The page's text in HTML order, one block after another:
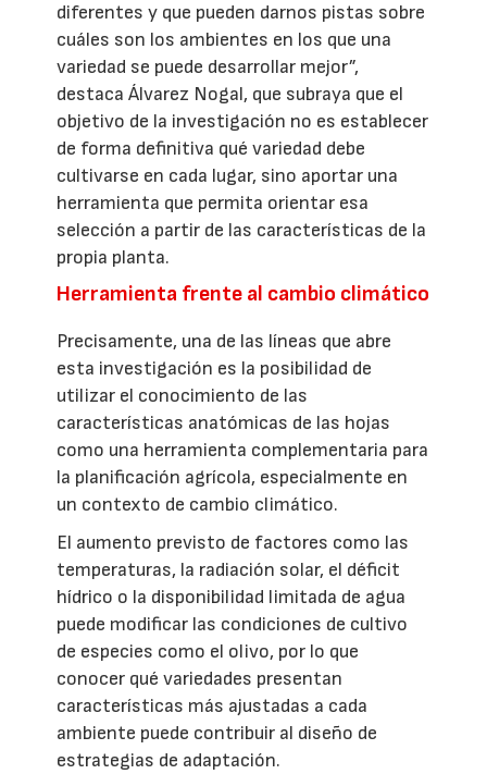
diferentes y que pueden darnos pistas sobre
cuáles son los ambientes en los que una
variedad se puede desarrollar mejor”,
destaca Álvarez Nogal, que subraya que el
objetivo de la investigación no es establecer
de forma definitiva qué variedad debe
cultivarse en cada lugar, sino aportar una
herramienta que permita orientar esa
selección a partir de las características de la
propia planta.
Herramienta frente al cambio climático
Precisamente, una de las líneas que abre
esta investigación es la posibilidad de
utilizar el conocimiento de las
características anatómicas de las hojas
como una herramienta complementaria para
la planificación agrícola, especialmente en
un contexto de cambio climático.
El aumento previsto de factores como las
temperaturas, la radiación solar, el déficit
hídrico o la disponibilidad limitada de agua
puede modificar las condiciones de cultivo
de especies como el olivo, por lo que
conocer qué variedades presentan
características más ajustadas a cada
ambiente puede contribuir al diseño de
estrategias de adaptación.